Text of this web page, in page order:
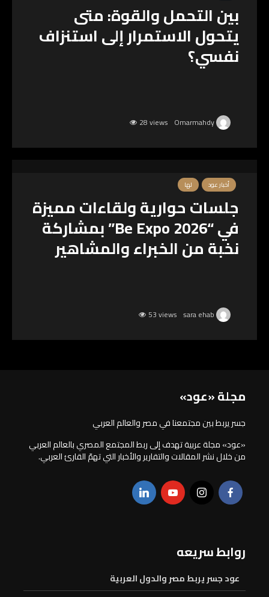
بين التحمل والقوة: متى
يتحول الاستمرار إلى استنزاف
نفسي؟
28 views
أخبار عود لها
جلسات حوارية ولقاءات مميزة
في “Be Expo 2026” بمشاركة
نخبة من الخبراء والمشاهير
53 views
مجلة «عود»
جسر يربط بين مجتمعنا في مصر والعالم العربي
«عود» مجلة عربية تهدف إلى ربط المجتمع المصري بالعالم العربي
من خلال نشر المقالات والتقارير والأخبار التي تهمّ القارئ العربي.
روابط سريعه
عود جسر يربط مصر والدول العربية